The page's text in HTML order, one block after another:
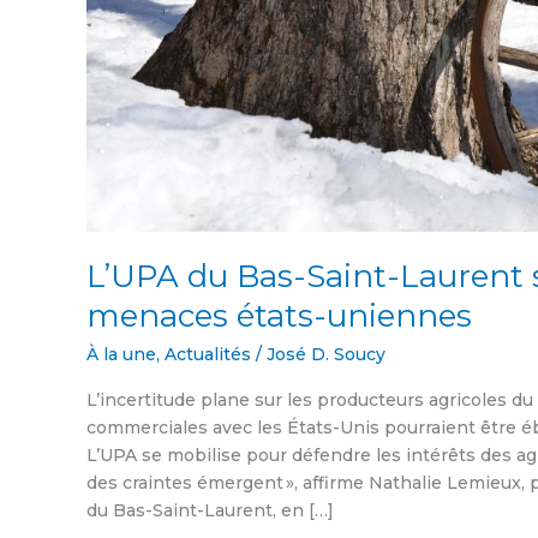
L’UPA du Bas-Saint-
menaces états-uniennes
À la une, Actualités / José D. Soucy
L’incertitude plane sur les producteurs agricoles
commerciales avec les États-Unis pourraient être
L’UPA se mobilise pour défendre les intérêts des
des craintes émergent », affirme Nathalie Lemieux,
du Bas-Saint-Laurent, en […]